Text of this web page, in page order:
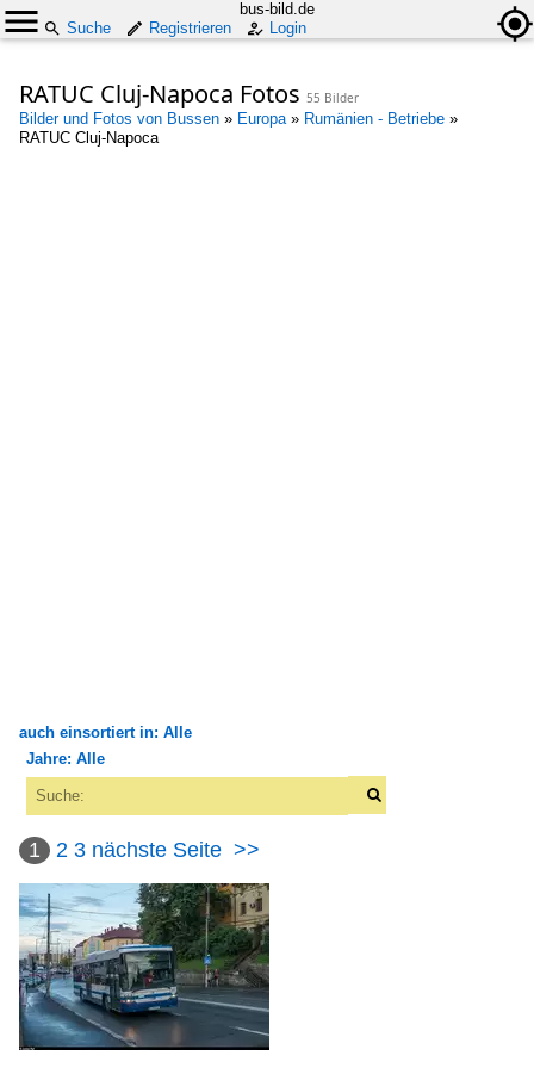
bus-bild.de
Suche
Registrieren Login
RATUC Cluj-Napoca Fotos 55 Bilder
Bilder und Fotos von Bussen » Europa» Rumänien - Betriebe »
RATUC Cluj-Napoca
auch einsortiert in: Alle
Alle Kategorien
Alternative Antriebe
Elektrobus (vollelektrisch)
Solaris Urbino Electric
Oberleitungsbusse
Irisbus Agora Trolley
Jahre: Alle
2009
2010
2011
2018
1 2 3 nächste Seite >>